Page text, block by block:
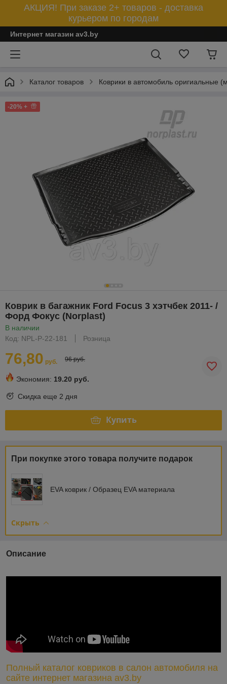
АКЦИЯ! При заказе 2+ товаров - доставка
курьером по городам
Интернет магазин av3.by
Каталог товаров Коврики в автомобиль оригиальные
-20% +
Коврик в багажник Ford Focus 3 хэтчбек 2011- /
Форд Фокус (Norplast)
В наличии
Код: NPL-P-22-181
Розница
76,80 руб. 96 руб.
Экономия: 19.20 руб.
Скидка еще 2 дня
Купить
При покупке этого товара получите подарок
EVA коврик / Образец EVA материала
Скрыть
Описание
Полный каталог ковриков в салон автомобиля на
сайте интернет магазина av3.by